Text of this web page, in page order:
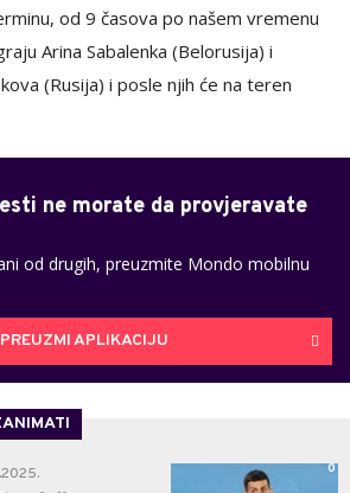
od 9 časova po našem vremenu
Arina Sabalenka (Belorusija) i
(Rusija) i posle njih će na teren
ne morate da provjeravate
od drugih, preuzmite Mondo mobilnu
PREUZMI APLIKACIJU
0